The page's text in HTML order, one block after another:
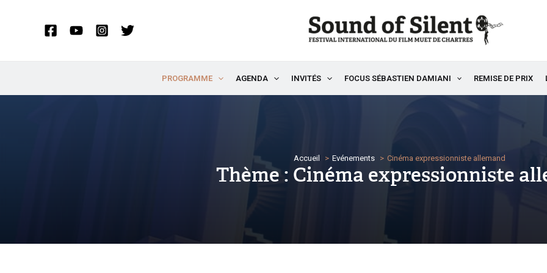
PROGRAMME AGENDA INVITÉS FOCUS SÉBASTIEN DAMIANI REMISE DE PRIX
Accueil Evénements Cinéma expressionniste allemand
Thème : Cinéma expressionniste